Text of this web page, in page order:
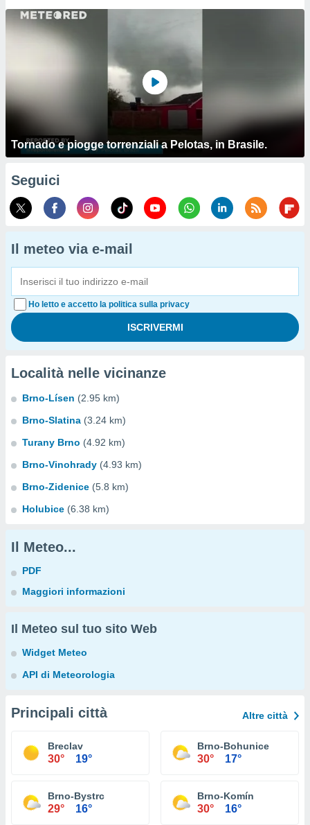
Tornado e piogge torrenziali a Pelotas, in Brasile.
Seguici
Il meteo via e-mail
Ho letto e accetto la politica sulla privacy
Località nelle vicinanze
Brno-Lísen (2.95 km)
Brno-Slatina (3.24 km)
Turany Brno (4.92 km)
Brno-Vinohrady (4.93 km)
Brno-Zidenice (5.8 km)
Holubice (6.38 km)
Il Meteo...
PDF
Maggiori informazioni
Il Meteo sul tuo sito Web
Widget Meteo
API di Meteorologia
Principali città Altre città
Breclav
30° 19°
Brno-Bohunice
30° 17°
Brno-Bystrc
29° 16°
Brno-Komín
30° 16°